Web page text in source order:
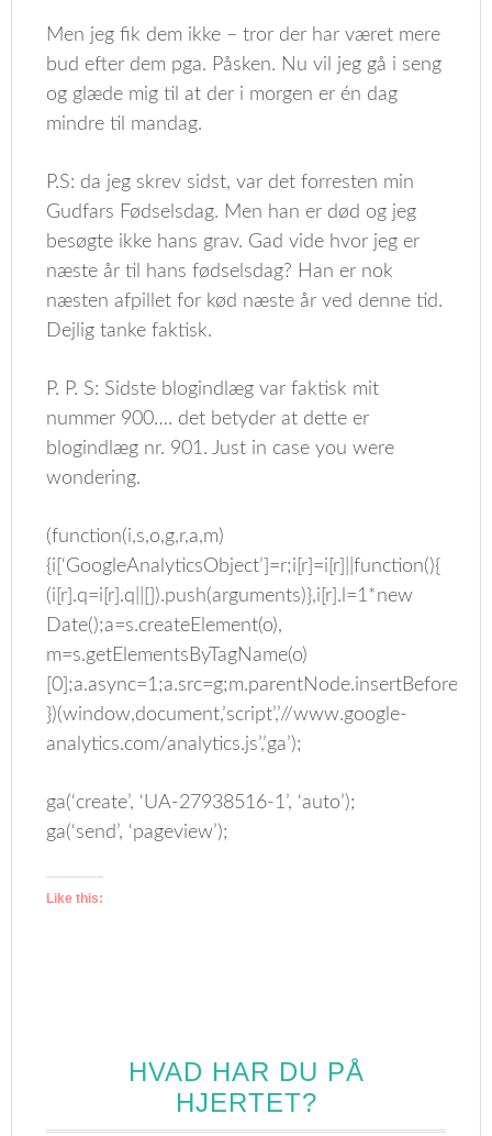
Men jeg fik dem ikke – tror der har været mere
bud efter dem pga. Påsken. Nu vil jeg gå i seng
og glæde mig til at der i morgen er én dag
mindre til mandag.
P.S: da jeg skrev sidst, var det forresten min
Gudfars Fødselsdag. Men han er død og jeg
besøgte ikke hans grav. Gad vide hvor jeg er
næste år til hans fødselsdag? Han er nok
næsten afpillet for kød næste år ved denne tid.
Dejlig tanke faktisk.
P. P. S: Sidste blogindlæg var faktisk mit
nummer 900…. det betyder at dette er
blogindlæg nr. 901. Just in case you were
wondering.
(function(i,s,o,g,r,a,m)
{i[‘GoogleAnalyticsObject’]=r;i[r]=i[r]||function(){
(i[r].q=i[r].q||[]).push(arguments)},i[r].l=1*new
Date();a=s.createElement(o),
m=s.getElementsByTagName(o)
})(window,document,’script’,’//www.google-
analytics.com/analytics.js’,’ga’);
ga(‘create’, ‘UA-27938516-1’, ‘auto’);
ga(‘send’, ‘pageview’);
Like this:
HVAD HAR DU PÅ
HJERTET?